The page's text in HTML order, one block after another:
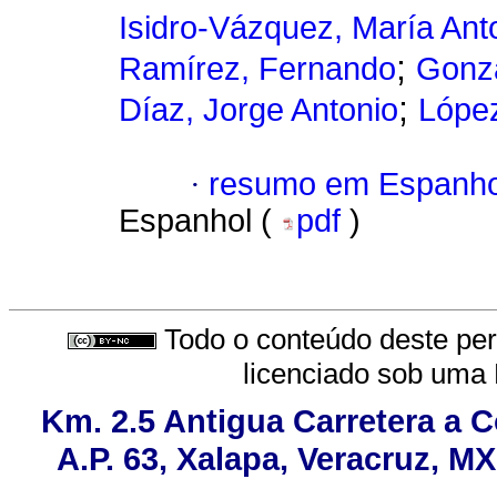
Isidro-Vázquez, María
Ramírez, Fernando;
Díaz, Jorge Antonio;
· resumo em
Espanhol (
pdf )
Todo o conteúdo deste
licenciado sob uma
Km. 2.5 Antigua Carretera a
A.P. 63, Xalapa, Veracruz,